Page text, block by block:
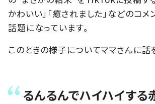
かわいい」「癒されました」などのコ
話題になっています。
このときの様子についてママさんに話
るんるんでハイハイする